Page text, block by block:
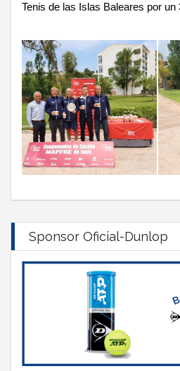
Tenis de las Islas Baleares por un
Sponsor Oficial-Dunlop